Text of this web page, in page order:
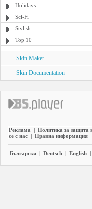
Holidays
Sci-Fi
Stylish
Top 10
Skin Maker
Skin Documentation
Реклама | Политика за защита
се с нас | Правна информация
Български | Deutsch | English |